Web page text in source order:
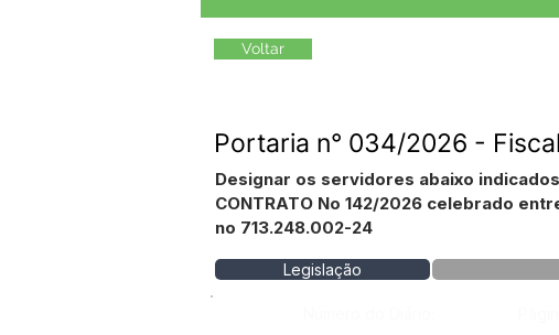
Voltar
Portaria n° 034/2026 -
Designar os servidores abaixo
CONTRATO No 142/2026 celebrado
no 713.248.002-24
Legislação